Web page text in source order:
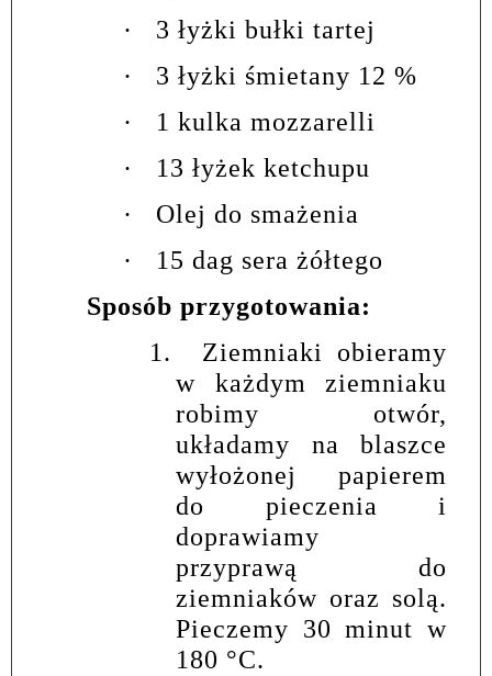
·
3 łyżki bułki tartej
·
3 łyżki śmietany 12 %
·
1 kulka mozzarelli
·
13 łyżek ketchupu
·
Olej do smażenia
·
15 dag sera żółtego
Sposób przygotowania:
1.
Ziemniaki obieramy
w każdym ziemniaku
robimy otwór,
układamy na blaszce
wyłożonej papierem
do pieczenia i
doprawiamy
przyprawą do
ziemniaków oraz solą.
Pieczemy 30 minut w
180 °C.